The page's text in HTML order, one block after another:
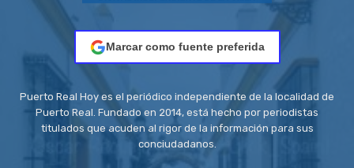
Marcar como fuente preferida
Puerto Real Hoy es el periódico independiente de la localidad de
Puerto Real. Fundado en 2014, está hecho por periodistas
titulados que acuden al rigor de la información para sus
conciudadanos.